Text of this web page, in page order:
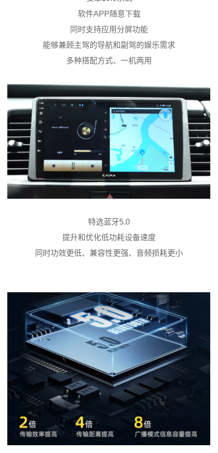
软件APP随意下载
同时支持应用分屏功能
能够兼顾主驾的导航和副驾的娱乐需求
多种搭配方式、一机两用
特选蓝牙5.0
提升和优化低功耗设备速度
同时功效更低、兼容性更强、音频损耗更小